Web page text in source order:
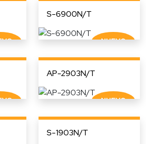
S-6900N/T
AP-2903N/T
S-1903N/T